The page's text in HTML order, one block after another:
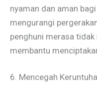
nyaman dan aman
mengurangi
penghuni merasa
membantu
6. Mencegah